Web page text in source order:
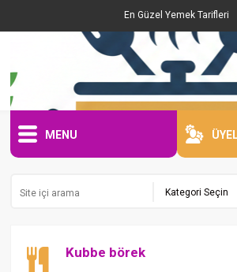
En Güzel Yemek Tarifleri
MENU
Kubbe börek